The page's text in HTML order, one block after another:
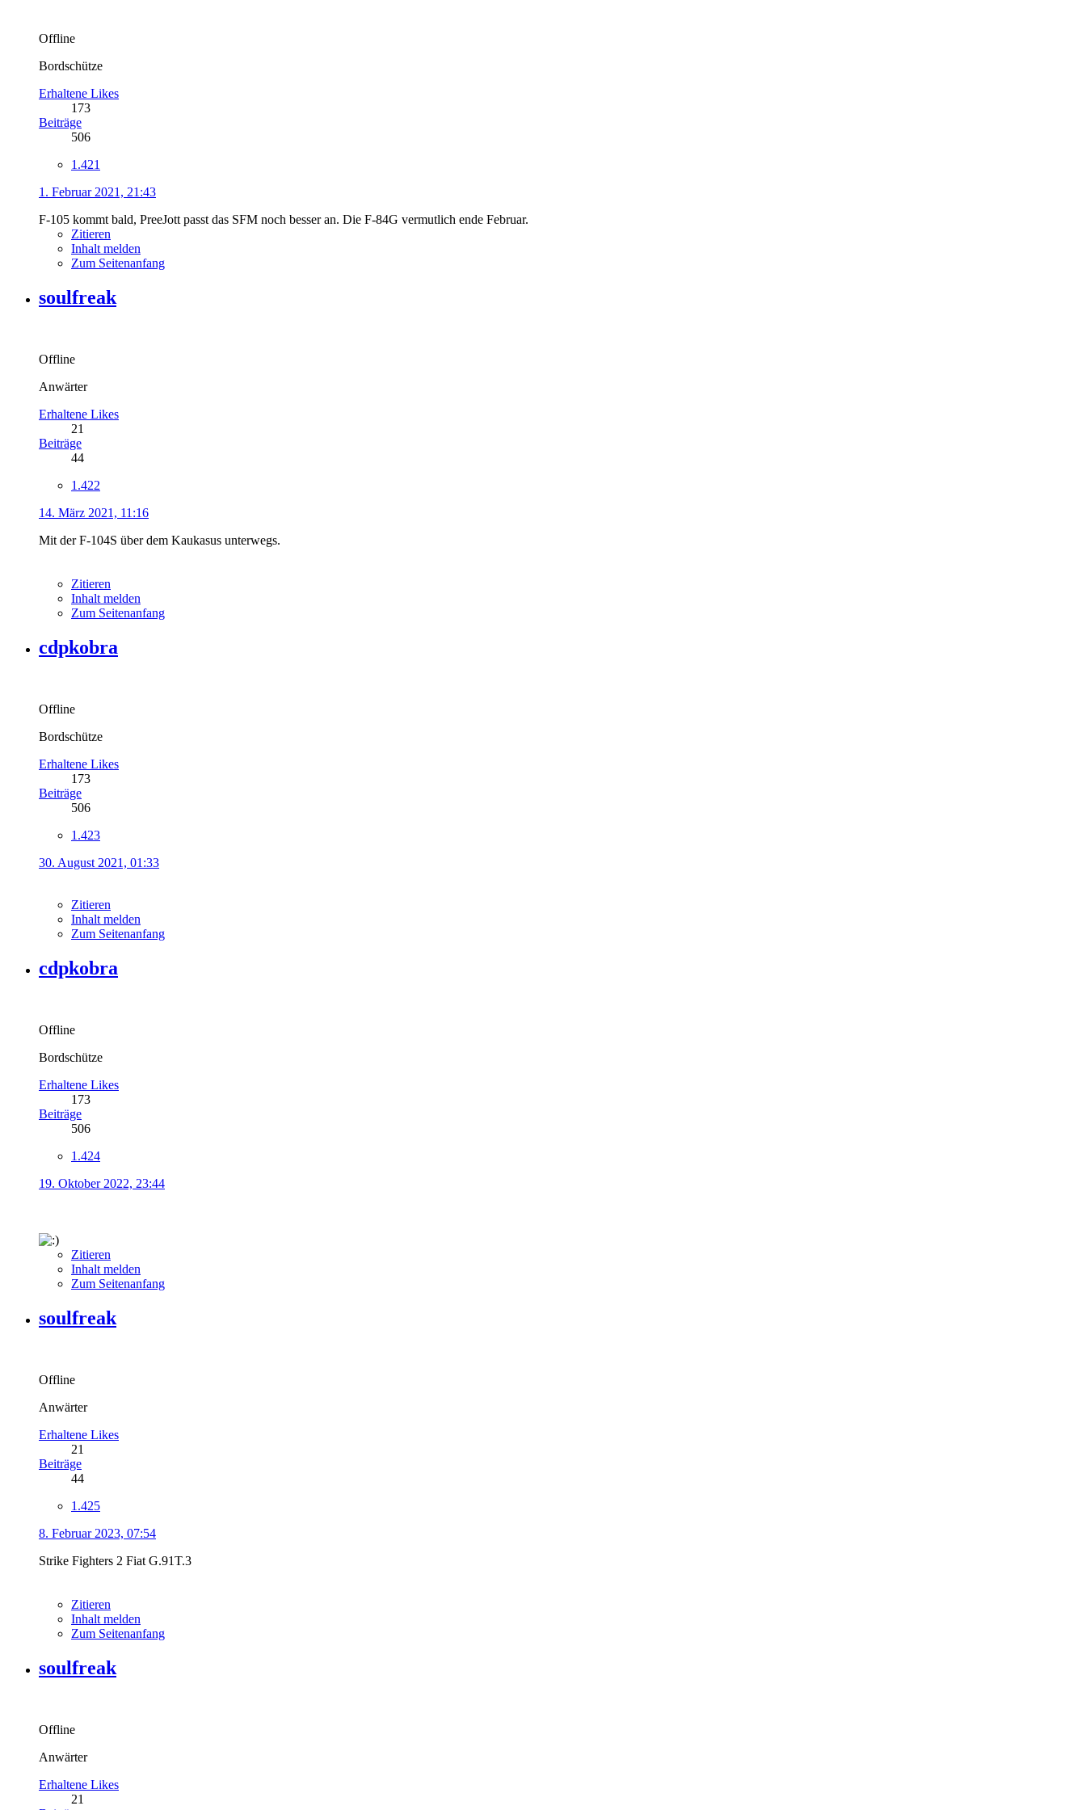
Offline
Bordschütze
Erhaltene Likes
173
Beiträge
506
1.421
1. Februar 2021, 21:43
F-105 kommt bald, PreeJott passt das SFM noch besser an. Die F-84G vermutlich ende Februar.
Zitieren
Inhalt melden
Zum Seitenanfang
soulfreak
Offline
Anwärter
Erhaltene Likes
21
Beiträge
44
1.422
14. März 2021, 11:16
Mit der F-104S über dem Kaukasus unterwegs.
Zitieren
Inhalt melden
Zum Seitenanfang
cdpkobra
Offline
Bordschütze
Erhaltene Likes
173
Beiträge
506
1.423
30. August 2021, 01:33
Zitieren
Inhalt melden
Zum Seitenanfang
cdpkobra
Offline
Bordschütze
Erhaltene Likes
173
Beiträge
506
1.424
19. Oktober 2022, 23:44
Zitieren
Inhalt melden
Zum Seitenanfang
soulfreak
Offline
Anwärter
Erhaltene Likes
21
Beiträge
44
1.425
8. Februar 2023, 07:54
Strike Fighters 2 Fiat G.91T.3
Zitieren
Inhalt melden
Zum Seitenanfang
soulfreak
Offline
Anwärter
Erhaltene Likes
21